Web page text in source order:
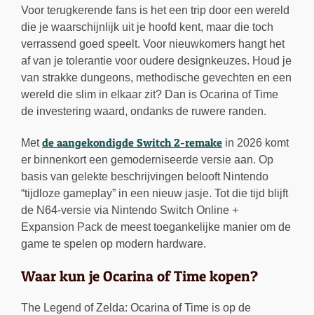
Voor terugkerende fans is het een trip door een wereld
die je waarschijnlijk uit je hoofd kent, maar die toch
verrassend goed speelt. Voor nieuwkomers hangt het
af van je tolerantie voor oudere designkeuzes. Houd je
van strakke dungeons, methodische gevechten en een
wereld die slim in elkaar zit? Dan is Ocarina of Time
de investering waard, ondanks de ruwere randen.
Metde aangekondigde Switch 2-remake in 2026 komt
er binnenkort een gemoderniseerde versie aan. Op
basis van gelekte beschrijvingen belooft Nintendo
“tijdloze gameplay” in een nieuw jasje. Tot die tijd blijft
de N64-versie via Nintendo Switch Online +
Expansion Pack de meest toegankelijke manier om de
game te spelen op modern hardware.
Waar kun je Ocarina of Time kopen?
The Legend of Zelda: Ocarina of Time is op de